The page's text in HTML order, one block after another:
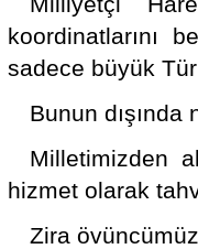
koordinatlarını
sadece büyük
Bunun dışında
Milletimizden
hizmet olarak
Zira